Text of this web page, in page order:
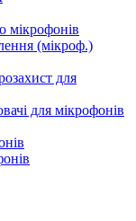
мікрофонів
(мікроф.)
для
для мікрофонів